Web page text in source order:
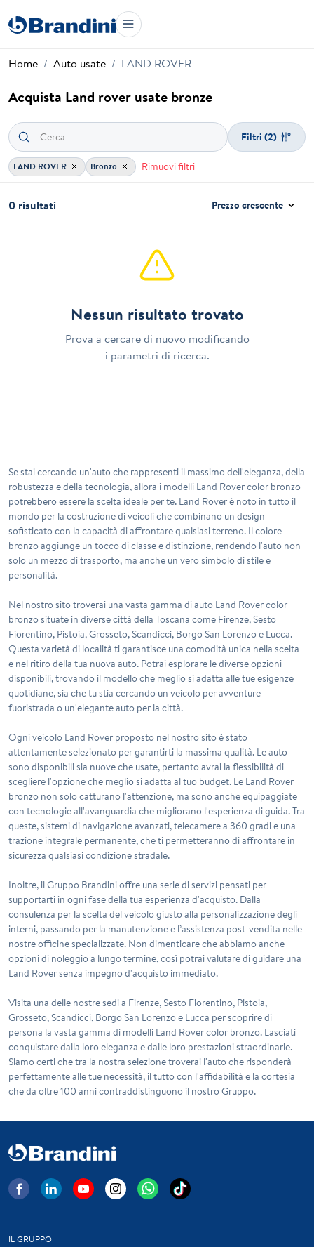
Home Auto usate LAND ROVER
Acquista Land rover usate bronze
Filtri (2)
LAND ROVER Bronzo Rimuovi filtri
0 risultati Prezzo crescente
Nessun risultato trovato
Prova a cercare di nuovo modificando
i parametri di ricerca.
Se stai cercando un'auto che rappresenti il massimo dell'eleganza, della
robustezza e della tecnologia, allora i modelli Land Rovercolor bronzo
potrebbero essere la scelta ideale per te. Land Rover è noto in tutto il
mondo per la costruzione di veicoli che combinano un design
sofisticato con la capacità di affrontare qualsiasi terreno. Il colore
bronzo aggiunge un tocco di classe e distinzione, rendendo l'auto non
solo un mezzo di trasporto, ma anche un vero simbolo di stile e
personalità.
Nel nostro sito troverai una vasta gamma diauto Land Rovercolor
bronzo situate in diverse città della Toscana come Firenze, Sesto
Fiorentino, Pistoia, Grosseto, Scandicci, Borgo San Lorenzo e Lucca.
Questa varietà di località ti garantisce una comodità unica nella scelta
e nel ritiro della tua nuova auto. Potrai esplorare le diverse opzioni
disponibili, trovando il modello che meglio si adatta alle tue esigenze
quotidiane, sia che tu stia cercando un veicolo per avventure
fuoristrada o un'elegante auto per la città.
Ogni veicolo Land Rover proposto nel nostro sito è stato
attentamente selezionato per garantirti la massima qualità. Le auto
sono disponibili sia nuove che usate, pertanto avrai la flessibilità di
scegliere l'opzione che meglio si adatta al tuo budget. Le Land Rover
bronzo non solo catturano l'attenzione, ma sono anche equipaggiate
con tecnologie all'avanguardia che migliorano l'esperienza di guida. Tra
queste, sistemi di navigazione avanzati, telecamere a 360 gradi e una
trazione integrale permanente, che ti permetteranno di affrontare in
sicurezza qualsiasi condizione stradale.
Inoltre, il Gruppo Brandini offre una serie di servizi pensati per
supportarti in ogni fase della tua esperienza d'acquisto. Dalla
consulenza per la scelta del veicolo giusto alla personalizzazione degli
interni, passando per la manutenzione e l’assistenza post-vendita nelle
nostre officine specializzate. Non dimenticare che abbiamo anche
opzioni di noleggio a lungo termine, così potrai valutare di guidare una
Land Rover senza impegno d'acquisto immediato.
Visita una delle nostre sedi a Firenze, Sesto Fiorentino, Pistoia,
Grosseto, Scandicci, Borgo San Lorenzo e Lucca per scoprire di
persona la vasta gamma di modelli Land Rover color bronzo. Lasciati
conquistare dalla loro eleganza e dalle loro prestazioni straordinarie.
Siamo certi che tra la nostra selezione troverai l'auto che risponderà
perfettamente alle tue necessità, il tutto con l'affidabilità e la cortesia
che da oltre 100 anni contraddistinguono il nostro Gruppo.
IL GRUPPO